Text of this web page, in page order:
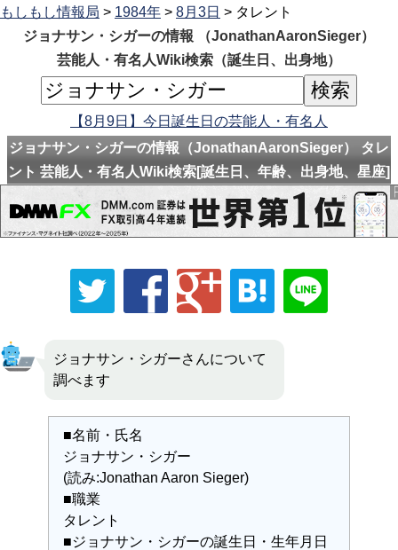
もしもし情報局 > 1984年 > 8月3日 > タレント
ジョナサン・シガーの情報 （JonathanAaronSieger）
芸能人・有名人Wiki検索（誕生日、出身地）
【8月9日】今日誕生日の芸能人・有名人
ジョナサン・シガーの情報（JonathanAaronSieger） タレ
ント 芸能人・有名人Wiki検索[誕生日、年齢、出身地、星座]
ジョナサン・シガーさんについて
調べます
■名前・氏名
ジョナサン・シガー
(読み:Jonathan Aaron Sieger)
■職業
タレント
■ジョナサン・シガーの誕生日・生年月日